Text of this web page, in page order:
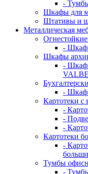
-
Шкафы для
Штативы и
Металлическая
-
Шкафы
-
-
Картотеки
-
-
-
Картотеки
-
Тумбы
-